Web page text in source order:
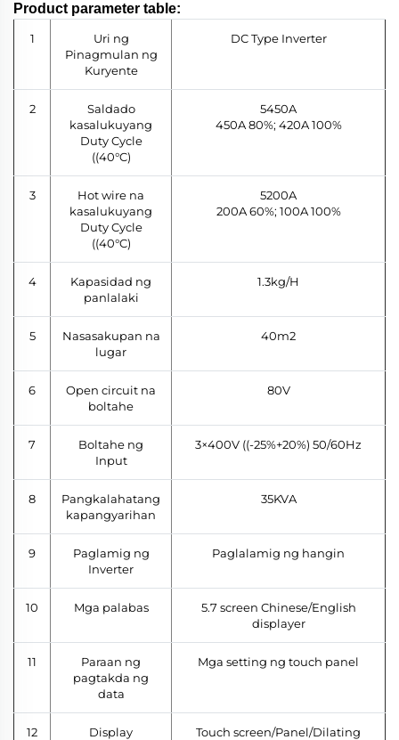
Product parameter table:
1
Uri ng
Pinagmulan ng
Kuryente
DC Type Inverter
2
Saldado
kasalukuyang
Duty Cycle
((40°C)
5450A
450A 80%; 420A 100%
3
Hot wire na
kasalukuyang
Duty Cycle
((40°C)
5200A
200A 60%; 100A 100%
4
Kapasidad ng
panlalaki
1.3kg/H
5
Nasasakupan na
lugar
40m2
6
Open circuit na
boltahe
80V
7
Boltahe ng
Input
3×400V ((-25%+20%) 50/60Hz
8
Pangkalahatang
kapangyarihan
35KVA
9
Paglamig ng
Inverter
Paglalamig ng hangin
10 Mga palabas
5.7 screen Chinese/English
displayer
11
Paraan ng
pagtakda ng
data
Mga setting ng touch panel
12 Display Touch screen/Panel/Dilating